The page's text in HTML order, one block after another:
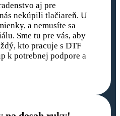
aj pre
nekúpili tlačiareň. U
a nemusíte sa
Sme tu pre vás, aby
kto pracuje s DTF
k potrebnej podpore a